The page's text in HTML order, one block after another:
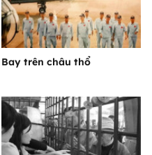
Bay trên châu thổ